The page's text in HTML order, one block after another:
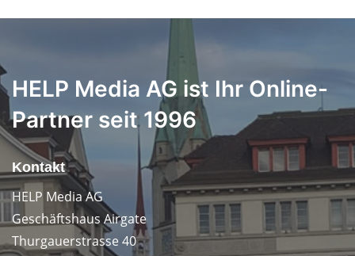
HELP Media AG ist Ihr Online-
Partner seit 1996
Kontakt
HELP Media AG
Geschäftshaus Airgate
Thurgauerstrasse 40